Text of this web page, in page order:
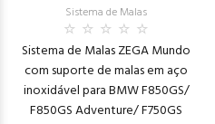
Sistema de Malas
Sistema de Malas ZEGA Mundo
com suporte de malas em aço
inoxidável para BMW F850GS/
F850GS Adventure/ F750GS